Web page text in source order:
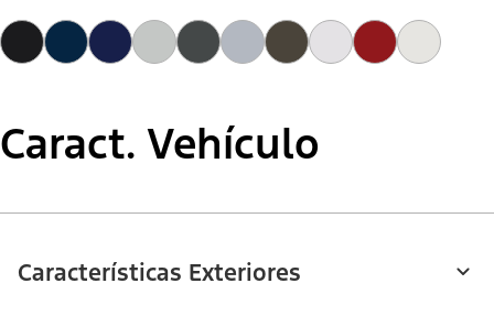
Caract. Vehículo
Características Exteriores